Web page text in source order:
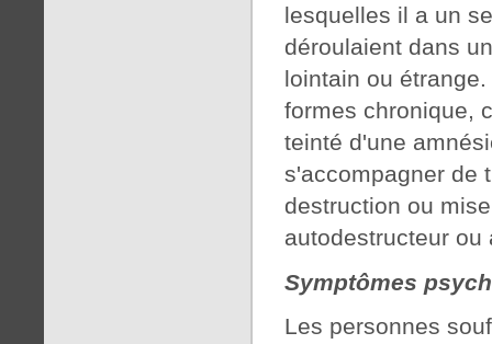
lesquelles il a un
déroulaient dans
lointain ou
formes chronique,
teinté d'une
s'accompagner de
destruction ou
autodestructeur ou
Symptômes
Les personnes